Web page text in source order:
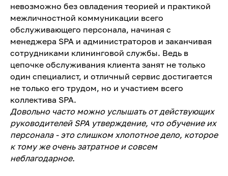
невозможно без овладения теорией и практикой
межличностной коммуникации всего
обслуживающего персонала, начиная с
менеджера SPA и администраторов и заканчивая
сотрудниками клининговой службы. Ведь в
цепочке обслуживания клиента занят не только
один специалист, и отличный сервис достигается
не только его трудом, но и участием всего
коллектива SPA.
Довольно часто можно услышать от действующих
руководителей SPA утверждение, что обучение их
персонала - это слишком хлопотное дело, которое
к тому же очень затратное и совсем
неблагодарное.